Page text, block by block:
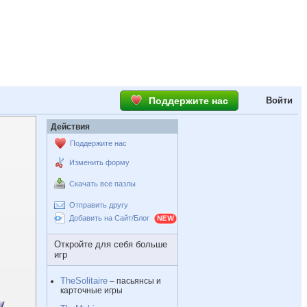
Поддержите нас Войти
Действия
Поддержите нас
Изменить форму
Скачать все пазлы
Отправить другу
Добавить на Сайт/Блог
Откройте для себя больше
игр
TheSolitaire – пасьянсы и
карточные игры